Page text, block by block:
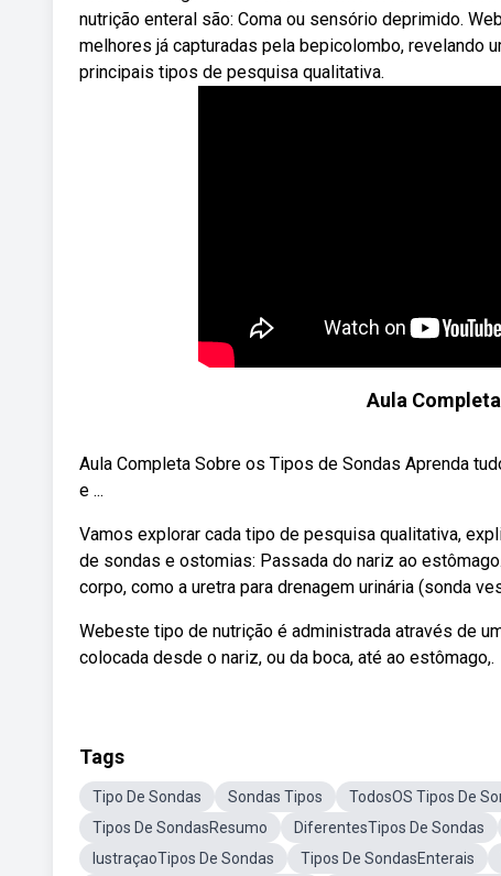
nutrição enteral são: Coma ou sensório deprimido.
melhores já capturadas pela bepicolombo, revelando
principais tipos de pesquisa qualitativa.
Aula
Aula Completa Sobre os Tipos de Sondas Aprenda
e ...
Vamos explorar cada tipo de pesquisa qualitativa,
de sondas e ostomias: Passada do nariz ao
corpo, como a uretra para drenagem urinária (sonda
Webeste tipo de nutrição é administrada através de
colocada desde o nariz, ou da boca, até ao estômago,.
Tags
Tipo De Sondas Sondas Tipos TodosOS Tipos De
Tipos De SondasResumo
DiferentesTipos De Sondas
IustraçaoTipos De Sondas
Tipos De SondasEnterais